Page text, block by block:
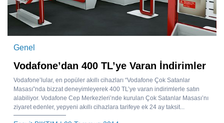
Genel
Vodafone’dan 400 TL’ye Varan İndirimler
Vodafone’lular, en popüler akıllı cihazları “Vodafone Çok Satanlar
Masası”nda bizzat deneyimleyerek 400 TL’ye varan indirimlerle satın
alabiliyor. Vodafone Cep Merkezleri’nde kurulan Çok Satanlar Masası’nı
ziyaret edenler, yepyeni akıllı cihazlara tarifeye ek 24 ay taksit...